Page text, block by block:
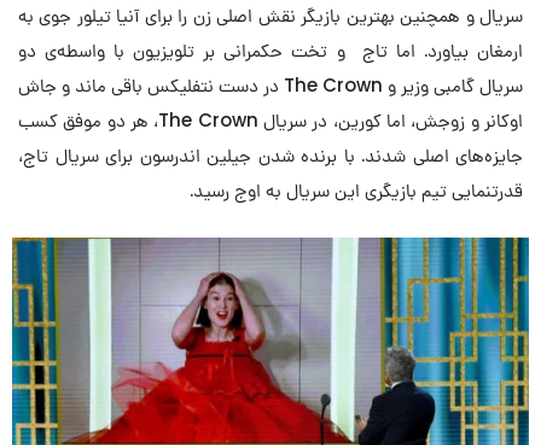
سریال و همچنین بهترین بازیگر نقش اصلی زن را برای آنیا تیلور جوی به
ارمغان بیاورد. اما تاج و تخت حکمرانی بر تلویزیون با واسطه‌ی دو
سریال گامبی وزیر و The Crown در دست نتفلیکس باقی ماند و جاش
اوکانر و زوجش، اما کورین، در سریال The Crown، هر دو موفق کسب
جایزه‌های اصلی شدند. با برنده شدن جیلین اندرسون برای سریال تاج،
قدرتنمایی تیم بازیگری این سریال به اوج رسید.